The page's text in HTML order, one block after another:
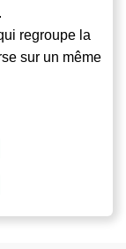
regroupe la
sur un même